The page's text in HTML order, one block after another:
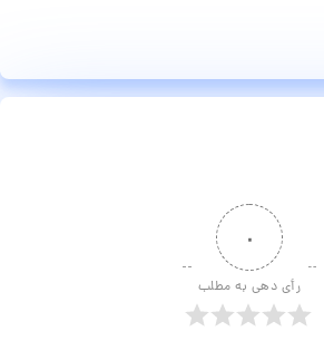
۰
رأی دهی به مطلب